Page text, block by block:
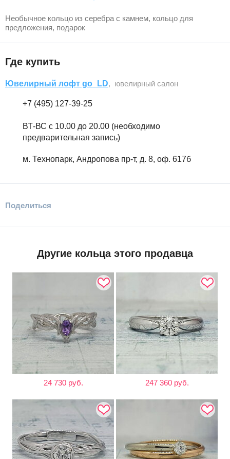
Необычное кольцо из серебра с камнем, кольцо для
предложения, подарок
Где купить
Ювелирный лофт go_LD, ювелирный салон
+7 (495) 127-39-25
ВТ-ВС с 10.00 до 20.00 (необходимо
предварительная запись)
м. Технопарк, Андропова пр-т, д. 8, оф. 617б
Поделиться
Другие кольца этого продавца
24 730 руб. 247 360 руб.